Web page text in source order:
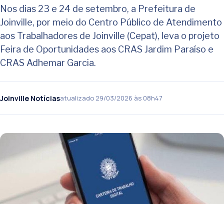
Nos dias 23 e 24 de setembro, a Prefeitura de
Joinville, por meio do Centro Público de Atendimento
aos Trabalhadores de Joinville (Cepat), leva o projeto
Feira de Oportunidades aos CRAS Jardim Paraíso e
CRAS Adhemar Garcia.
Joinville Notíciasatualizado 29/03/2026 às 08h47